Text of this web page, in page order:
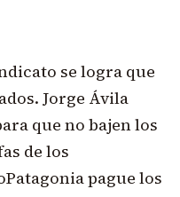
se logra que
Jorge Ávila
que no bajen los
de los
pague los